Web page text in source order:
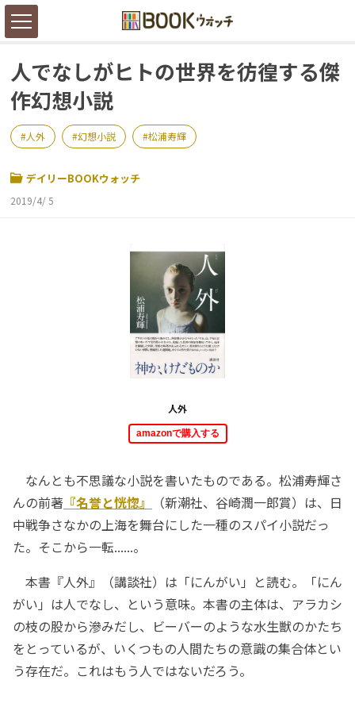
人でなしがヒトの世界を彷徨する傑
作幻想小説
人外 幻想小説 松浦寿輝
デイリーBOOKウォッチ
2019/4/ 5
人外
amazonで購入する
なんとも不思議な小説を書いたものである。松浦寿輝さ
んの前著 『名誉と恍惚』
（新潮社、谷崎潤一郎賞）は、日
中戦争さなかの上海を舞台にした一種のスパイ小説だっ
た。そこから一転......。
本書『人外』（講談社）は「にんがい」と読む。「にん
がい」は人でなし、という意味。本書の主体は、アラカシ
の枝の股から滲みだし、ビーバーのような水生獣のかたち
をとっているが、いくつもの人間たちの意識の集合体とい
う存在だ。これはもう人ではないだろう。